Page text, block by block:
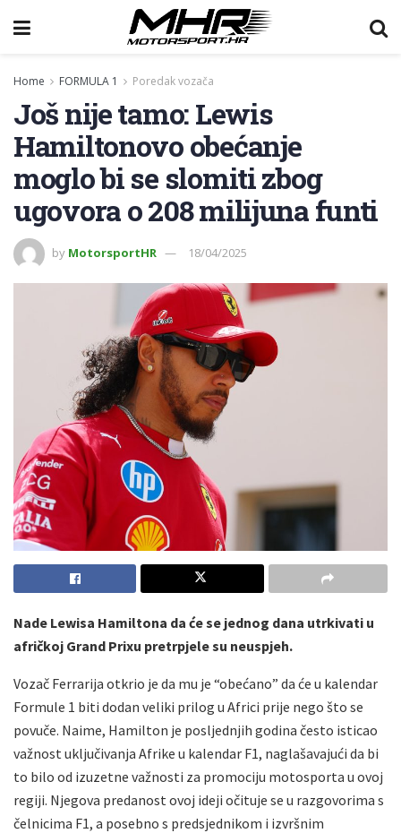
Home FORMULA 1 Poredak vozača
Još nije tamo: Lewis
Hamiltonovo obećanje
moglo bi se slomiti zbog
ugovora o 208 milijuna funti
by MotorsportHR 18/04/2025
Nade Lewisa Hamiltona da će se jednog dana utrkivati ​​u
afričkoj Grand Prixu pretrpjele su neuspjeh.
Vozač Ferrarija otkrio je da mu je “obećano” da će u kalendar
Formule 1 biti dodan veliki prilog u Africi prije nego što se
povuče. Naime, Hamilton je posljednjih godina često isticao
važnost uključivanja Afrike u kalendar F1, naglašavajući da bi
to bilo od izuzetne važnosti za promociju motosporta u ovoj
regiji. Njegova predanost ovoj ideji očituje se u razgovorima s
čelnicima F1, a posebno s predsjednikom i izvršnim